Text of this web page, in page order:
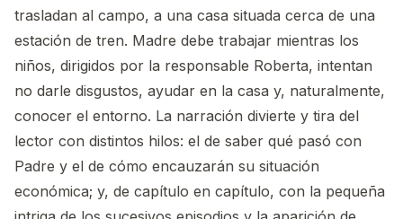
trasladan al campo, a una casa situada cerca de una
estación de tren. Madre debe trabajar mientras los
niños, dirigidos por la responsable Roberta, intentan
no darle disgustos, ayudar en la casa y, naturalmente,
conocer el entorno. La narración divierte y tira del
lector con distintos hilos: el de saber qué pasó con
Padre y el de cómo encauzarán su situación
económica; y, de capítulo en capítulo, con la pequeña